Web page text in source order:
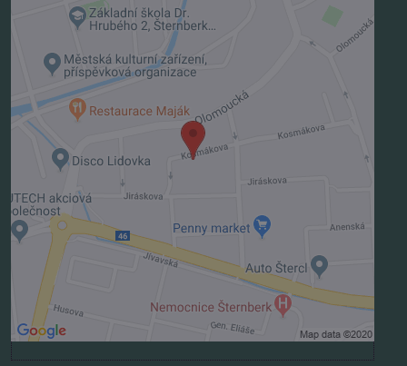
Externí obsah je blokován Volbami soukromí
Přejete si načíst externí obsah?
Povolit jednou
Povolit a zapamatovat - souhlas s druhem cookie:
Funkční
Otevřít obsah v novém okně